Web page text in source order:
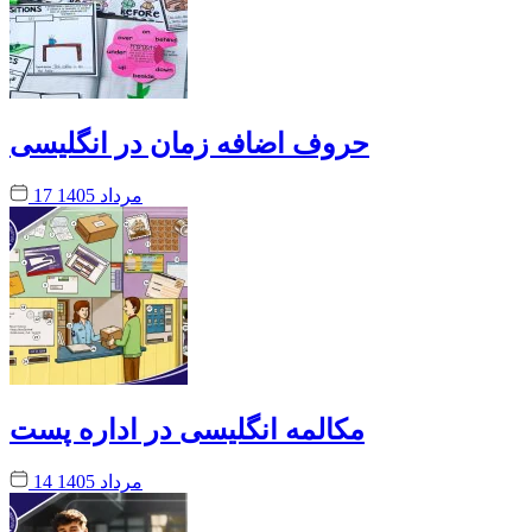
حروف اضافه زمان در انگلیسی
17 مرداد 1405
مکالمه انگلیسی در اداره پست
14 مرداد 1405